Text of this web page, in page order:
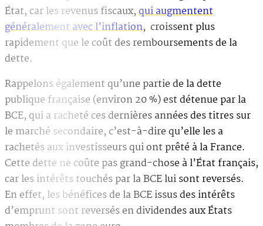
État, car les revenus fiscaux,qui augmentent
généralement avec l’inflation, croissent plus
rapidement que le coût des remboursements de la
dette.
Rappelons également qu’une partie de la dette
publique française (environ 20 %) est détenue par la
BCE, qui a racheté ces dernières années des titres sur
le marché secondaire, c’est-à-dire qu’elle les a
rachetés aux investisseurs qui ont prêté à la France.
Cette dette ne coûte pas grand-chose à l’État français,
car les intérêts touchés par la BCE lui sont reversés.
En effet, les bénéfices de la BCE issus des intérêts
d’emprunt sont reversés en dividendes aux États